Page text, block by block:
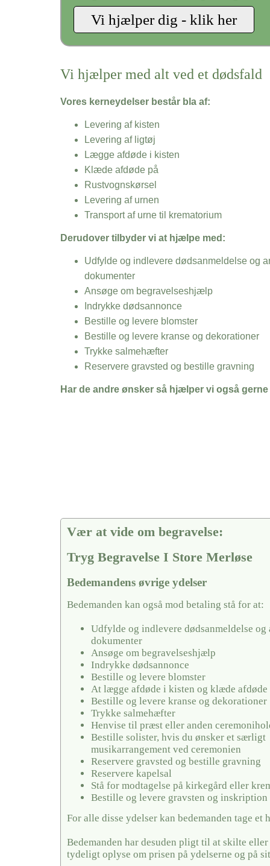
Vi hjælper med alt ved et dødsfald
Vores kerneydelser består bla af:
Levering af kisten
Levering af ligtøj
Lægge afdøde i kisten
Klæde afdøde på
Rustvognskørsel
Levering af urnen
Transport af urne til krematorium
Derudover tilbyder vi at hjælpe med:
Udfylde og indlevere dødsanmeldelse og
dokumenter
Ansøge om begravelseshjælp
Indrykke dødsannonce
Bestille og levere blomster
Bestille og levere kranse og dekorationer
Trykke salmehæfter
Reservere gravsted og bestille gravning
Har de andre ønsker så hjælper vi også gerne
Vær at vide om begravelse:
Tryg Begravelse I Store Merløse
Bedemandens øvrige ydelser
Bedemanden kan også mod betaling stå for at:
Udfylde og indlevere dødsanmeldelse
dokumenter
Ansøge om begravelseshjælp
Indrykke dødsannonce
Bestille og levere blomster
At lægge afdøde i kisten og klæde afdøde
Bestille og levere kranse og dekorationer
Trykke salmehæfter
Henvise til præst eller anden
Bestille solister, hvis du ønsker et særligt
musikarrangement ved ceremonien
Reservere gravsted og bestille gravning
Reservere kapelsal
Stå for modtagelse på kirkegård eller
Bestille og levere gravsten og inskription
For alle disse ydelser kan bedemanden tage et
Bedemanden har desuden pligt til at skilte eller
tydeligt oplyse om prisen på ydelserne og på